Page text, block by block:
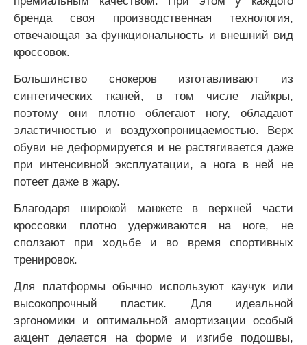
бренда своя производственная технология,
отвечающая за функциональность и внешний вид
кроссовок.
Большинство снокеров изготавливают из
синтетических тканей, в том числе лайкры,
поэтому они плотно облегают ногу, обладают
эластичностью и воздухопроницаемостью. Верх
обуви не деформируется и не растягивается даже
при интенсивной эксплуатации, а нога в ней не
потеет даже в жару.
Благодаря широкой манжете в верхней части
кроссовки плотно удерживаются на ноге, не
сползают при ходьбе и во время спортивных
тренировок.
Для платформы обычно используют каучук или
высокопрочный пластик. Для идеальной
эргономики и оптимальной амортизации особый
акцент делается на форме и изгибе подошвы,